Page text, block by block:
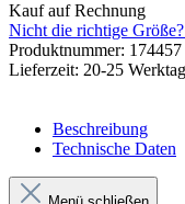
Kauf auf Rechnung
Nicht die richtige Größe?
Produktnummer: 174457
Lieferzeit: 20-25
Beschreibung
Technische Daten